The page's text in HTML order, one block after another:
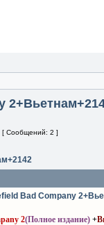
[ Сообщений: 2 ]
Bad Company
2(Полное издание) +